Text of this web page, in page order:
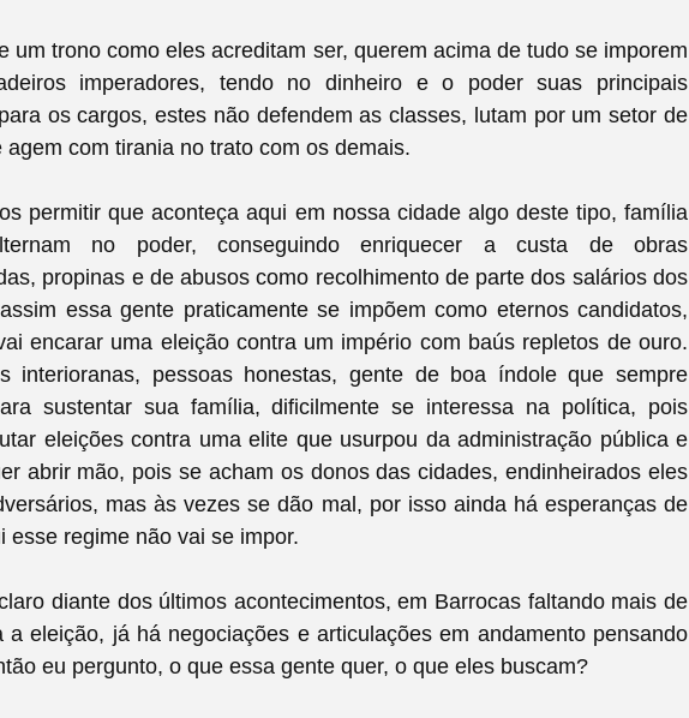
um trono como eles acreditam ser, querem acima de tudo se imporem
imperadores, tendo no dinheiro e o poder suas principais
os cargos, estes não defendem as classes, lutam por um setor de
agem com tirania no trato com os demais.
permitir que aconteça aqui em nossa cidade algo deste tipo, família
no poder, conseguindo enriquecer a custa de obras
propinas e de abusos como recolhimento de parte dos salários dos
essa gente praticamente se impõem como eternos candidatos,
encarar uma eleição contra um império com baús repletos de ouro.
interioranas, pessoas honestas, gente de boa índole que sempre
sustentar sua família, dificilmente se interessa na política, pois
eleições contra uma elite que usurpou da administração pública e
abrir mão, pois se acham os donos das cidades, endinheirados eles
mas às vezes se dão mal, por isso ainda há esperanças de
esse regime não vai se impor.
diante dos últimos acontecimentos, em Barrocas faltando mais de
a eleição, já há negociações e articulações em andamento pensando
eu pergunto, o que essa gente quer, o que eles buscam?